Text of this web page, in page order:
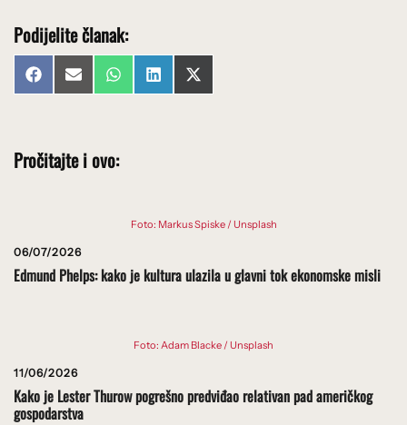
Podijelite članak:
Share
on
FacebookShare
on
Email Share
on
WhatsAppShare
on
LinkedInShare
on
X
(Twitter)
Pročitajte i ovo:
Foto: Markus Spiske / Unsplash
06/07/2026
Edmund Phelps: kako je kultura ulazila u glavni tok ekonomske misli
Foto: Adam Blacke / Unsplash
11/06/2026
Kako je Lester Thurow pogrešno predviđao relativan pad američkog
gospodarstva